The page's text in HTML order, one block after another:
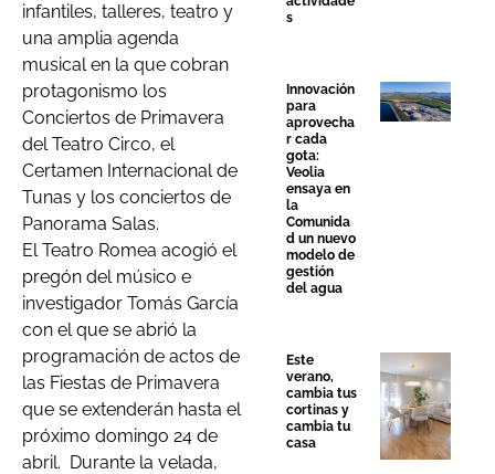
infantiles, talleres, teatro y
una amplia agenda
musical en la que cobran
protagonismo los
Conciertos de Primavera
del Teatro Circo, el
Certamen Internacional de
Tunas y los conciertos de
Panorama Salas.
El Teatro Romea acogió el
pregón del músico e
investigador Tomás García
con el que se abrió la
programación de actos de
las Fiestas de Primavera
que se extenderán hasta el
próximo domingo 24 de
abril. Durante la velada,
s
Innovación
para
aprovecha
r cada
gota:
Veolia
ensaya en
la
Comunida
d un nuevo
modelo de
gestión
del agua
Este
verano,
cambia tus
cortinas y
cambia tu
casa